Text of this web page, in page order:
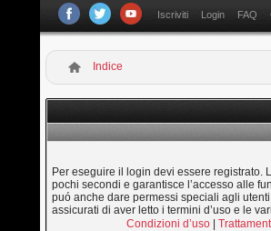
Iscriviti Login FAQ
Indice
Per eseguire il login devi essere registrato.
pochi secondi e garantisce l’accesso alle
puó anche dare permessi speciali agli
assicurati di aver letto i termini d’uso e le
Condizioni d’uso |